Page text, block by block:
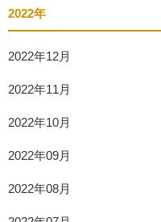
2022年
2022年12月
2022年11月
2022年10月
2022年09月
2022年08月